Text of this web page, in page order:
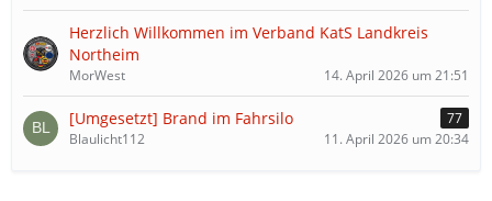
Herzlich Willkommen im Verband KatS Landkreis
Northeim
MorWest 14. April 2026 um 21:51
[Umgesetzt] Brand im Fahrsilo
77
Blaulicht112
11. April 2026 um 20:34